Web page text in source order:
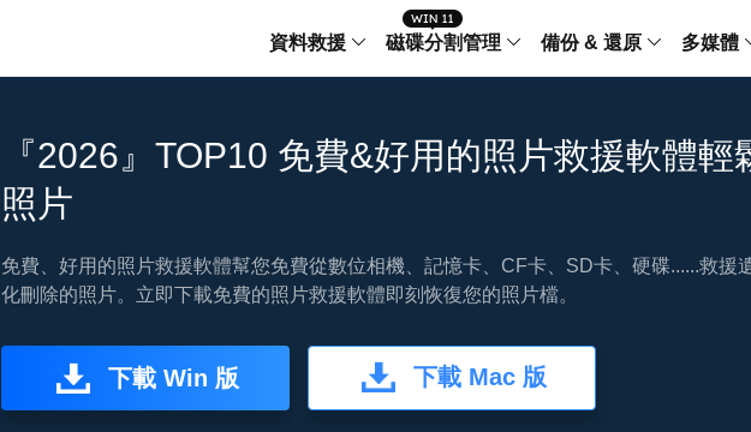
資料救援
Data Recovery Wizard
Windows 資料救援
MobiSaver (IOS & Android)
Partition Recovery
還原丢失的磁區
磁碟分割管理
Partition Master
Windows 磁碟分割管理工
Disk Copy
備份 & 還原
Todo
個人備
多媒體
傳輸軟體
更多產品軟體
Todo
電腦之間傳輸
『2026』TOP10 免費&好用的照片救援軟體輕
照片
免費、好用的照片救援軟體幫您免費從數位相機、記憶卡、CF卡、SD卡、硬碟......救援
化刪除的照片。立即下載免費的照片救援軟體即刻恢復您的照片檔。
下載 Win 版 下載 Mac 版